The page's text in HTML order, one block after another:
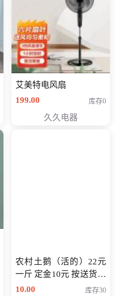
艾美特电风扇
199.00
库存0
久久电器
农村土鹅（活的）22元
一斤 定金10元 按送货交
付时秤重计算货款 定金
10.00 库存30